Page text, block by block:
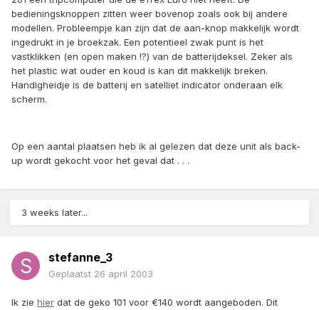
bedieningsknoppen zitten weer bovenop zoals ook bij andere
modellen. Probleempje kan zijn dat de aan-knop makkelijk wordt
ingedrukt in je broekzak. Een potentieel zwak punt is het
vastklikken (en open maken !?) van de batterijdeksel. Zeker als
het plastic wat ouder en koud is kan dit makkelijk breken.
Handigheidje is de batterij en satelliet indicator onderaan elk
scherm.
Op een aantal plaatsen heb ik al gelezen dat deze unit als back-
up wordt gekocht voor het geval dat . . .
3 weeks later...
stefanne_3
Geplaatst 26 april 2003
Ik zie hier dat de geko 101 voor €140 wordt aangeboden. Dit